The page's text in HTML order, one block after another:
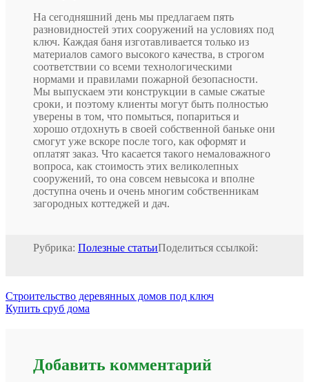
На сегодняшний день мы предлагаем пять
разновидностей этих сооружений на условиях под
ключ. Каждая баня изготавливается только из
материалов самого высокого качества, в строгом
соответствии со всеми технологическими
нормами и правилами пожарной безопасности.
Мы выпускаем эти конструкции в самые сжатые
сроки, и поэтому клиенты могут быть полностью
уверены в том, что помыться, попариться и
хорошо отдохнуть в своей собственной баньке они
смогут уже вскоре после того, как оформят и
оплатят заказ. Что касается такого немаловажного
вопроса, как стоимость этих великолепных
сооружений, то она совсем невысока и вполне
доступна очень и очень многим собственникам
загородных коттеджей и дач.
Рубрика: Полезные статьиПоделиться ссылкой:
Строительство деревянных домов под ключ
Купить сруб дома
Добавить комментарий